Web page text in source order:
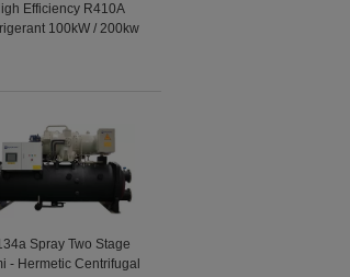
Efficiency R410A
100kW / 200kw
Spray Two Stage
- Hermetic Centrifugal